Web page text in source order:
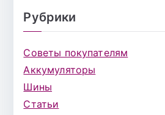
Рубрики
Советы покупателям
Аккумуляторы
Шины
Статьи